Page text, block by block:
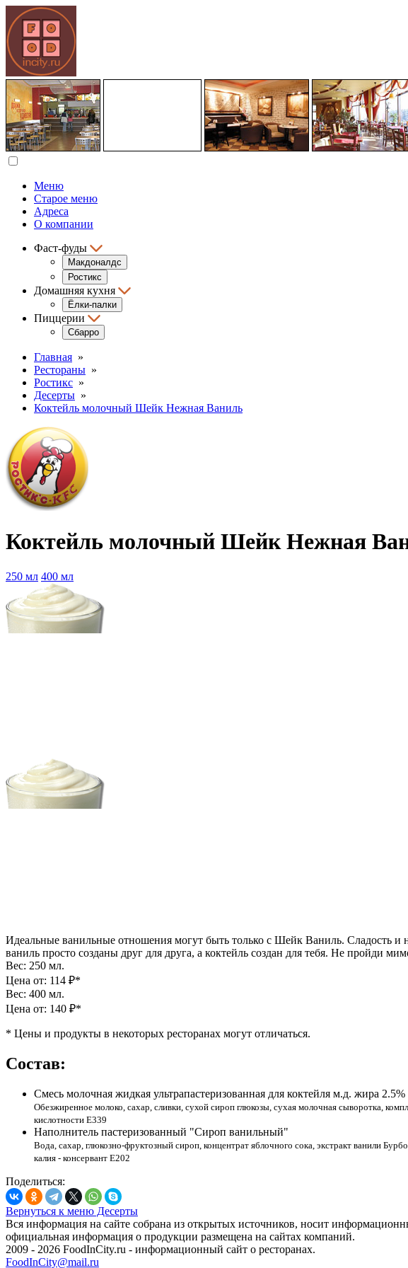
Меню
Старое меню
Адреса
О компании
Фаст-фуды
Макдоналдс
Ростикс
Домашняя кухня
Ёлки-палки
Пиццерии
Сбарро
Главная »
Рестораны »
Ростикс »
Десерты »
Коктейль молочный Шейк Нежная Ваниль
Коктейль молочный Шейк Нежная
250 мл 400 мл
Идеальные ванильные отношения могут быть только с Шейк Ваниль. Сладость
ваниль просто созданы друг для друга, а коктейль создан для тебя. Не пройди
Вес: 250 мл.
Цена от: 114 ₽*
Вес: 400 мл.
Цена от: 140 ₽*
* Цены и продукты в некоторых ресторанах могут отличаться.
Состав:
Смесь молочная жидкая ультрапастеризованная для коктейля м.д. жира 2.5%
Обезжиренное молоко, сахар, сливки, сухой сироп глюкозы, сухая молочная сыворотка,
кислотности Е339
Наполнитель пастеризованный "Сироп ванильный"
Вода, сахар, глюкозно-фруктозный сироп, концентрат яблочного сока, экстракт ванили
калия - консервант Е202
Поделиться:
Вернуться к меню Десерты
Вся информация на сайте собрана из открытых источников, носит
официальная информация о продукции размещена на сайтах компаний.
2009 - 2026 FoodInCity.ru - информационный сайт о ресторанах.
FoodInCity@mail.ru